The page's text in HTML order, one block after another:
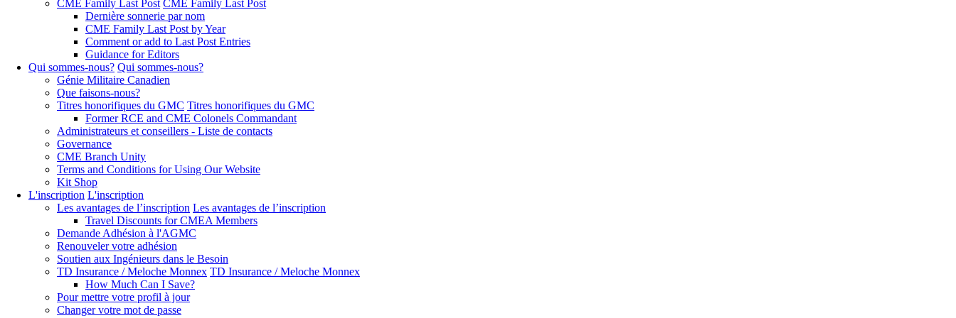
CME Family Last Post CME Family Last Post
Dernière sonnerie par nom
CME Family Last Post by Year
Comment or add to Last Post Entries
Guidance for Editors
Qui sommes-nous? Qui sommes-nous?
Génie Militaire Canadien
Que faisons-nous?
Titres honorifiques du GMC Titres honorifiques du GMC
Former RCE and CME Colonels Commandant
Administrateurs et conseillers - Liste de contacts
Governance
CME Branch Unity
Terms and Conditions for Using Our Website
Kit Shop
L'inscription L'inscription
Les avantages de l’inscription Les avantages de l’inscription
Travel Discounts for CMEA Members
Demande Adhésion à l'AGMC
Renouveler votre adhésion
Soutien aux Ingénieurs dans le Besoin
TD Insurance / Meloche Monnex TD Insurance / Meloche Monnex
How Much Can I Save?
Pour mettre votre profil à jour
Changer votre mot de passe